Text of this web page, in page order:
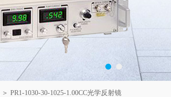
＞ PR1-1030-30-1025-1.00CC光学反射镜